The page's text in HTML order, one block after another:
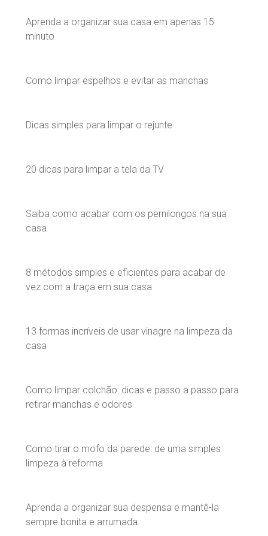
Aprenda a organizar sua casa em apenas 15
minuto
Como limpar espelhos e evitar as manchas
Dicas simples para limpar o rejunte
20 dicas para limpar a tela da TV
Saiba como acabar com os pernilongos na sua
casa
8 métodos simples e eficientes para acabar de
vez com a traça em sua casa
13 formas incríveis de usar vinagre na limpeza da
casa
Como limpar colchão: dicas e passo a passo para
retirar manchas e odores
Como tirar o mofo da parede: de uma simples
limpeza à reforma
Aprenda a organizar sua despensa e mantê-la
sempre bonita e arrumada